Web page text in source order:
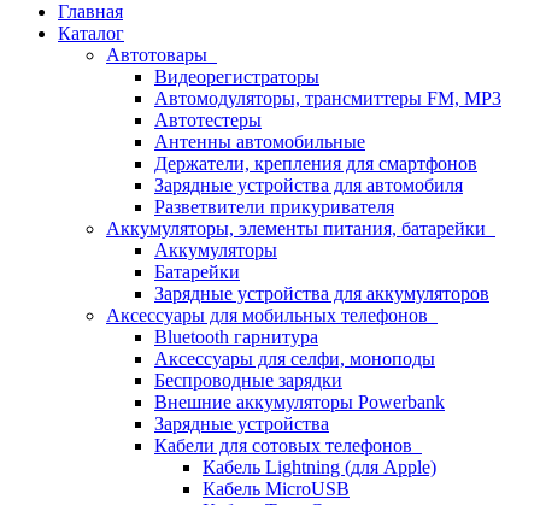
Главная
Каталог
Автотовары
Видеорегистраторы
Автомодуляторы, трансмиттеры FM, MP3
Автотестеры
Антенны автомобильные
Держатели, крепления для смартфонов
Зарядные устройства для автомобиля
Разветвители прикуривателя
Аккумуляторы, элементы питания, батарейки
Аккумуляторы
Батарейки
Зарядные устройства для аккумуляторов
Аксессуары для мобильных телефонов
Bluetooth гарнитура
Аксессуары для селфи, моноподы
Беспроводные зарядки
Внешние аккумуляторы Powerbank
Зарядные устройства
Кабели для сотовых телефонов
Кабель Lightning (для Apple)
Кабель MicroUSB